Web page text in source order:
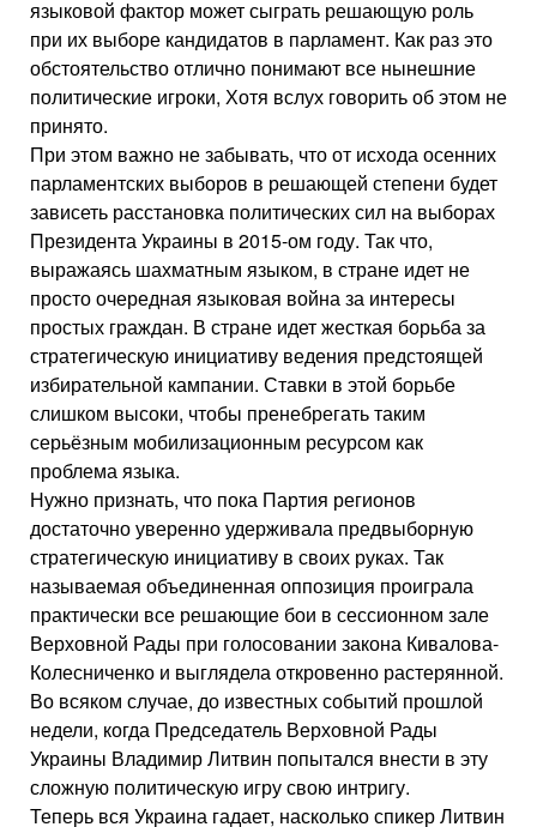
языковой фактор может сыграть решающую роль
при их выборе кандидатов в парламент. Как раз это
обстоятельство отлично понимают все нынешние
политические игроки, Хотя вслух говорить об этом не
принято.
При этом важно не забывать, что от исхода осенних
парламентских выборов в решающей степени будет
зависеть расстановка политических сил на выборах
Президента Украины в 2015-ом году. Так что,
выражаясь шахматным языком, в стране идет не
просто очередная языковая война за интересы
простых граждан. В стране идет жесткая борьба за
стратегическую инициативу ведения предстоящей
избирательной кампании. Ставки в этой борьбе
слишком высоки, чтобы пренебрегать таким
серьёзным мобилизационным ресурсом как
проблема языка.
Нужно признать, что пока Партия регионов
достаточно уверенно удерживала предвыборную
стратегическую инициативу в своих руках. Так
называемая объединенная оппозиция проиграла
практически все решающие бои в сессионном зале
Верховной Рады при голосовании закона Кивалова-
Колесниченко и выглядела откровенно растерянной.
Во всяком случае, до известных событий прошлой
недели, когда Председатель Верховной Рады
Украины Владимир Литвин попытался внести в эту
сложную политическую игру свою интригу.
Теперь вся Украина гадает, насколько спикер Литвин